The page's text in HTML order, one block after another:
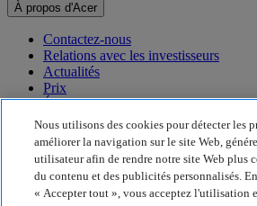
À propos d'Acer
Contactez-nous
Relations avec les investisseurs
Actualités
Prix
Événements
Développement durable
Développement durable
Responsabilité sociale de l'entreprise
Nous utilisons des cookies pour détecter les
améliorer la navigation sur le site Web,
utilisateur afin de rendre notre site Web plus
du contenu et des publicités personnalisés.
« Accepter tout », vous acceptez l'utilisation